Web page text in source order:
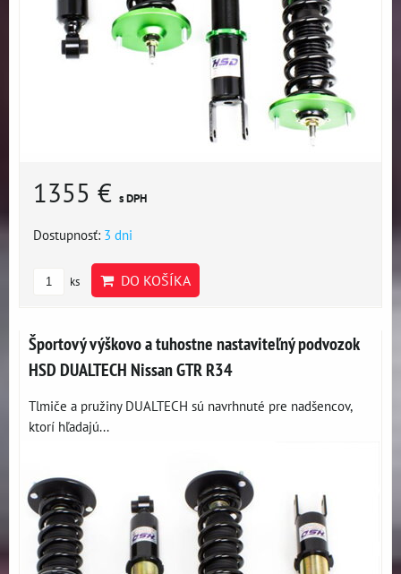
1355 € s DPH
Dostupnosť: 3 dni
ks DO KOŠÍKA
Športový výškovo a tuhostne nastaviteľný podvozok
HSD DUALTECH Nissan GTR R34
Tlmiče a pružiny DUALTECH sú navrhnuté pre nadšencov,
ktorí hľadajú...